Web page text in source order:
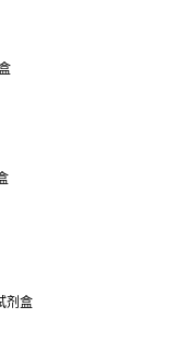
剂盒